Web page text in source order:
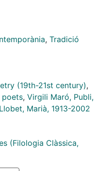
, Tradició
(19th-21st century),
poets, Virgili Maró, Publi,
Marià, 1913-2002
(Filologia Clàssica,